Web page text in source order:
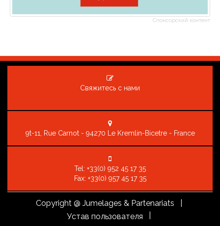
Спонсорский контент
Свяжитесь с нами
9t-11, Rue Carnot - 94270 Le Kremlin-Bicetre - France
Tel: +33(0) 952 45 17 35
Fax: +33(0) 957 45 17 35
Copyright@ Jumelages & Partenariats |
Устав пользователя